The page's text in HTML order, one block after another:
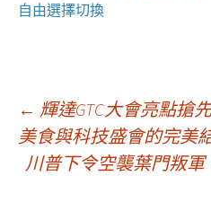
自由選擇切換
文
章
← 輝達GTC大會亮點搶
美食與科技盛會的完美
川普下令空襲葉門叛